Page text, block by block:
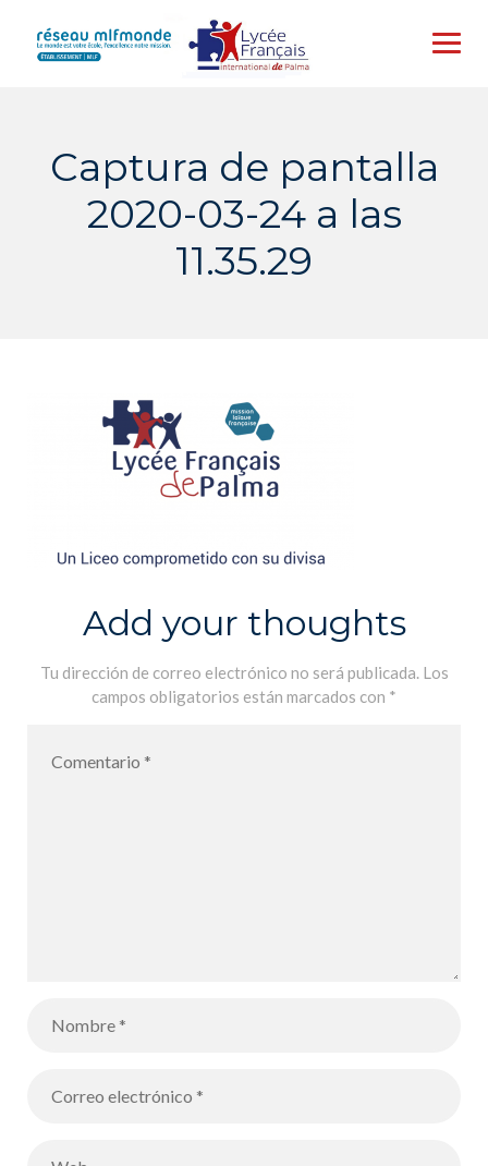
content
Captura de pantalla
2020-03-24 a las
11.35.29
Add your thoughts
Tu dirección de correo electrónico no será publicada. Los
campos obligatorios están marcados con *